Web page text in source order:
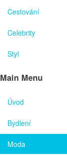
Cestování
Celebrity
Styl
Main Menu
Úvod
Bydlení
Moda